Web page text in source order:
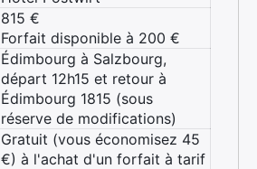
815 €
Forfait disponible à 200 €
Édimbourg à Salzbourg,
départ 12h15 et retour à
Édimbourg 1815 (sous
réserve de modifications)
Gratuit (vous économisez 45
€) à l'achat d'un forfait à tarif